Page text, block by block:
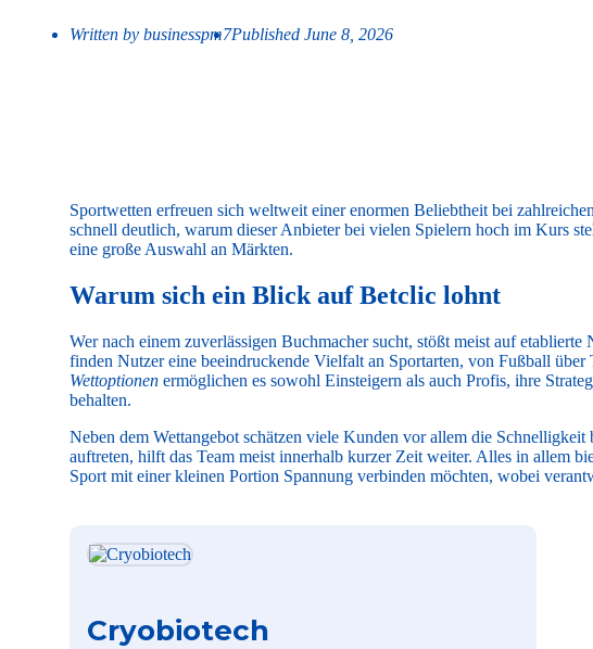
Written by businesspm7Published June 8, 2026
Sportwetten erfreuen sich weltweit einer enormen Beliebtheit bei
schnell deutlich, warum dieser Anbieter bei vielen Spielern hoch im Kurs
eine große Auswahl an Märkten.
Warum sich ein Blick auf Betclic lohnt
Wer nach einem zuverlässigen Buchmacher sucht, stößt meist auf
finden Nutzer eine beeindruckende Vielfalt an Sportarten, von Fußball
Wettoptionen ermöglichen es sowohl Einsteigern als auch Profis, ihre
behalten.
Neben dem Wettangebot schätzen viele Kunden vor allem die
auftreten, hilft das Team meist innerhalb kurzer Zeit weiter. Alles in allem
Sport mit einer kleinen Portion Spannung verbinden möchten, wobei
Cryobiotech